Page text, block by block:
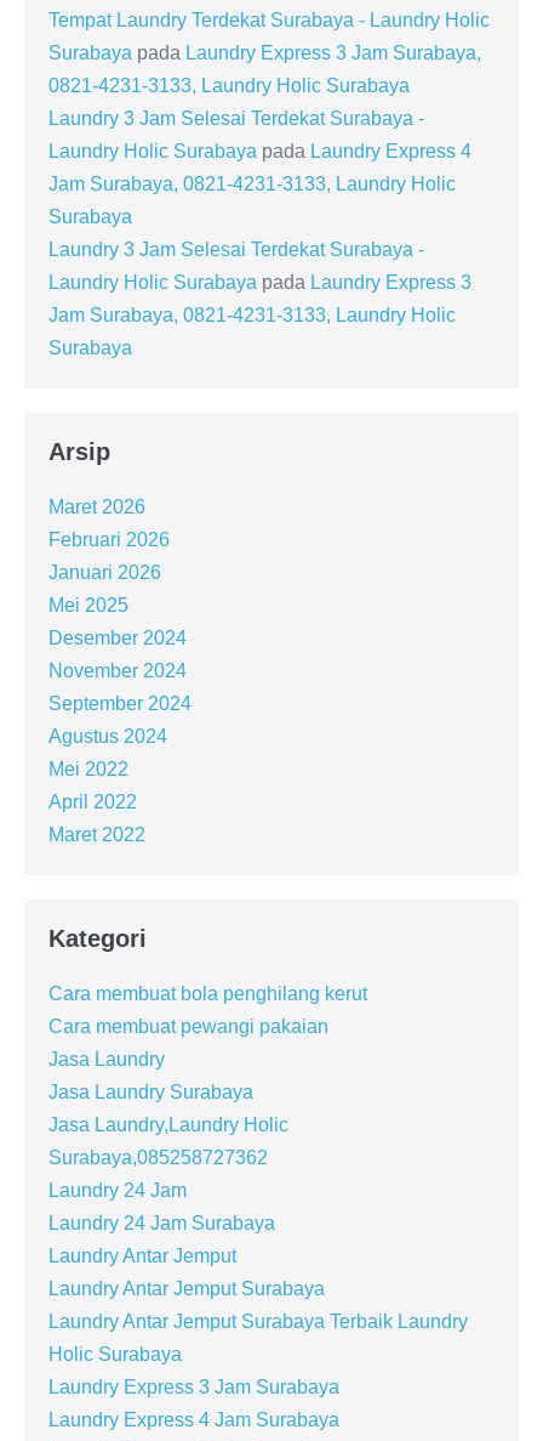
Tempat Laundry Terdekat Surabaya - Laundry Holic
Surabaya pada Laundry Express 3 Jam Surabaya,
0821-4231-3133, Laundry Holic Surabaya
Laundry 3 Jam Selesai Terdekat Surabaya -
Laundry Holic Surabaya pada Laundry Express 4
Jam Surabaya, 0821-4231-3133, Laundry Holic
Surabaya
Laundry 3 Jam Selesai Terdekat Surabaya -
Laundry Holic Surabaya pada Laundry Express 3
Jam Surabaya, 0821-4231-3133, Laundry Holic
Surabaya
Arsip
Maret 2026
Februari 2026
Januari 2026
Mei 2025
Desember 2024
November 2024
September 2024
Agustus 2024
Mei 2022
April 2022
Maret 2022
Kategori
Cara membuat bola penghilang kerut
Cara membuat pewangi pakaian
Jasa Laundry
Jasa Laundry Surabaya
Jasa Laundry,Laundry Holic
Surabaya,085258727362
Laundry 24 Jam
Laundry 24 Jam Surabaya
Laundry Antar Jemput
Laundry Antar Jemput Surabaya
Laundry Antar Jemput Surabaya Terbaik Laundry
Holic Surabaya
Laundry Express 3 Jam Surabaya
Laundry Express 4 Jam Surabaya